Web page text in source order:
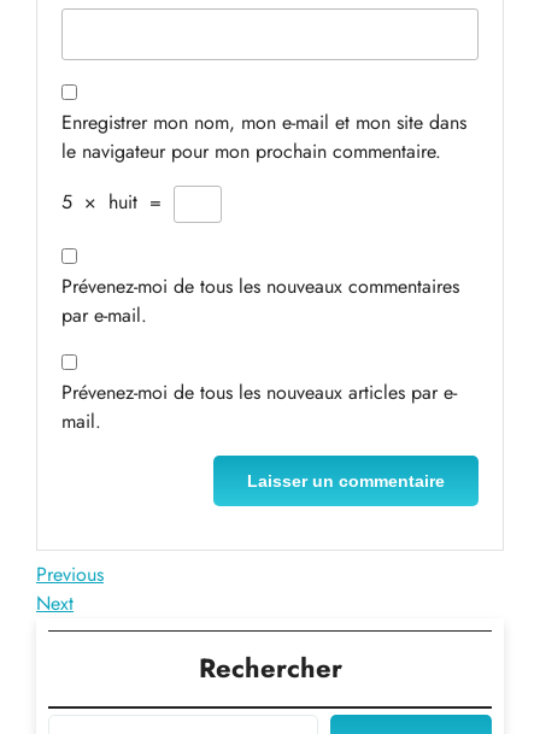
Enregistrer mon nom, mon e-mail et mon site dans
le navigateur pour mon prochain commentaire.
5 × huit =
Prévenez-moi de tous les nouveaux commentaires
par e-mail.
Prévenez-moi de tous les nouveaux articles par e-
mail.
Navigation
de
Previous
Post
Previous
Next
Post
Next
Rechercher